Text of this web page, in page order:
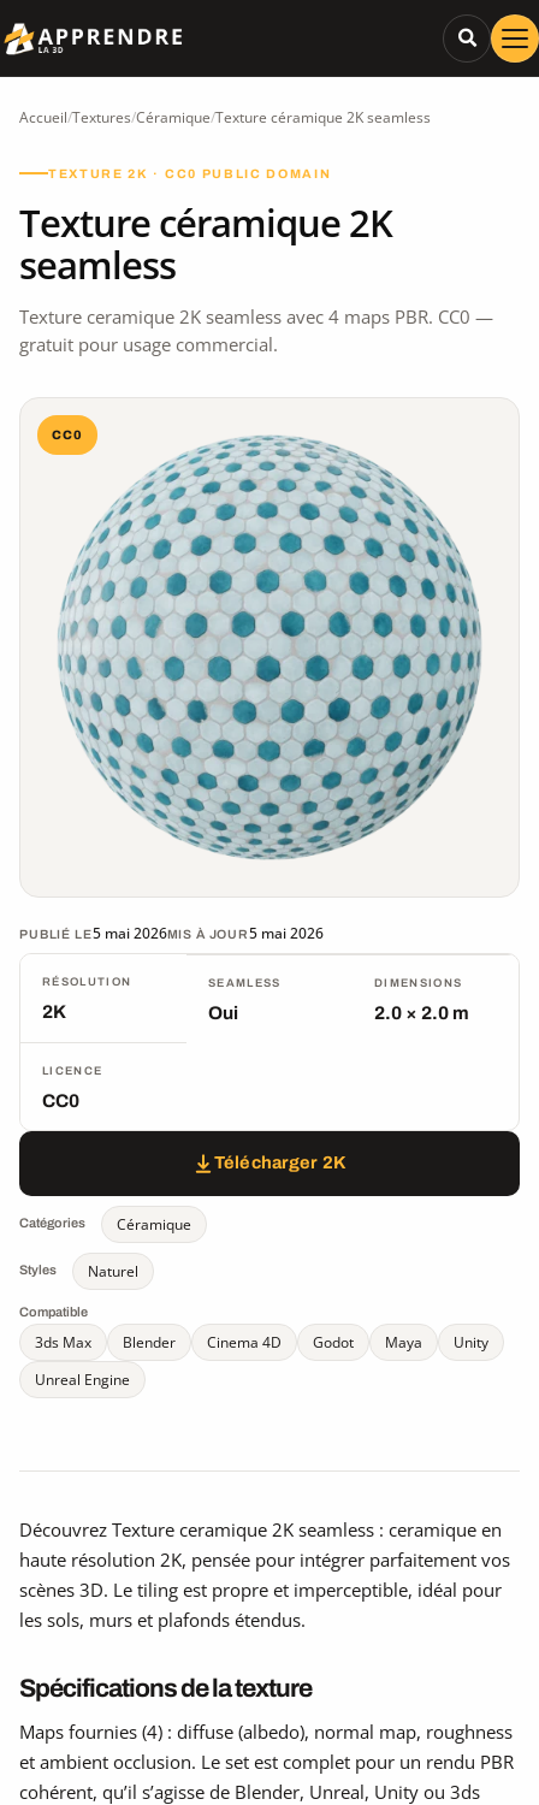
Accueil/Textures/Céramique/Texture céramique 2K seamless
TEXTURE 2K · CC0 PUBLIC DOMAIN
Texture céramique 2K
seamless
Texture ceramique 2K seamless avec 4 maps PBR. CC0 —
gratuit pour usage commercial.
CC0
PUBLIÉ LE5 mai 2026MIS À JOUR5 mai 2026
RÉSOLUTION
2K
SEAMLESS
Oui
DIMENSIONS
2.0 × 2.0 m
LICENCE
CC0
Télécharger 2K
Catégories Céramique
Styles Naturel
Compatible
3ds Max Blender Cinema 4D Godot Maya
Unity
Unreal Engine
Découvrez Texture ceramique 2K seamless : ceramique en
haute résolution 2K, pensée pour intégrer parfaitement vos
scènes 3D. Le tiling est propre et imperceptible, idéal pour
les sols, murs et plafonds étendus.
Spécifications de la texture
Maps fournies (4) : diffuse (albedo), normal map, roughness
et ambient occlusion. Le set est complet pour un rendu PBR
cohérent, qu’il s’agisse de Blender, Unreal, Unity ou 3ds